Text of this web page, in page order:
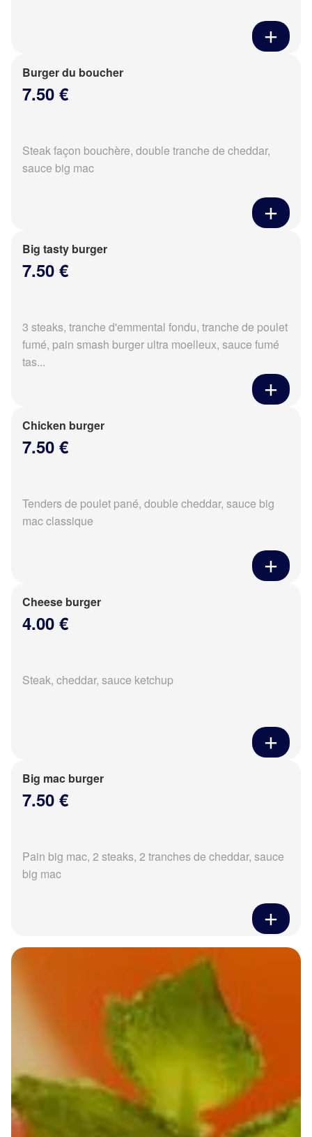
Burger du boucher
7.50 €
Steak façon bouchère, double tranche de cheddar,
sauce big mac
Big tasty burger
7.50 €
3 steaks, tranche d'emmental fondu, tranche de poulet
fumé, pain smash burger ultra moelleux, sauce fumé
tas...
Chicken burger
7.50 €
Tenders de poulet pané, double cheddar, sauce big
mac classique
Cheese burger
4.00 €
Steak, cheddar, sauce ketchup
Big mac burger
7.50 €
Pain big mac, 2 steaks, 2 tranches de cheddar, sauce
big mac